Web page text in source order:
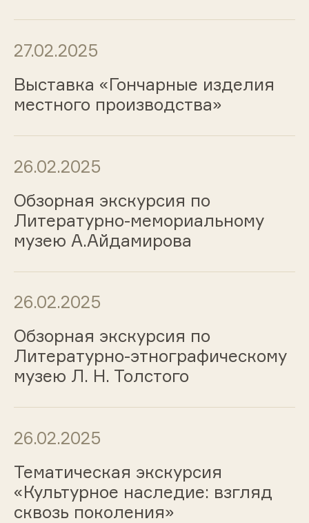
27.02.2025
Выставка «Гончарные изделия
местного производства»
26.02.2025
Обзорная экскурсия по
Литературно-мемориальному
музею А.Айдамирова
26.02.2025
Обзорная экскурсия по
Литературно-этнографическому
музею Л. Н. Толстого
26.02.2025
Тематическая экскурсия
«Культурное наследие: взгляд
сквозь поколения»